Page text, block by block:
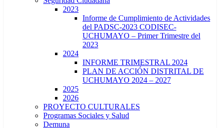
2023
Informe de Cumplimiento de Actividades
del PADSC-2023 CODISEC-
UCHUMAYO – Primer Trimestre del
2023
2024
INFORME TRIMESTRAL 2024
PLAN DE ACCIÓN DISTRITAL DE
UCHUMAYO 2024 – 2027
2025
2026
PROYECTO CULTURALES
Programas Sociales y Salud
Demuna